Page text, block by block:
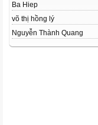
Ba Hiep
võ thị hồng lý
Nguyễn Thành Quang